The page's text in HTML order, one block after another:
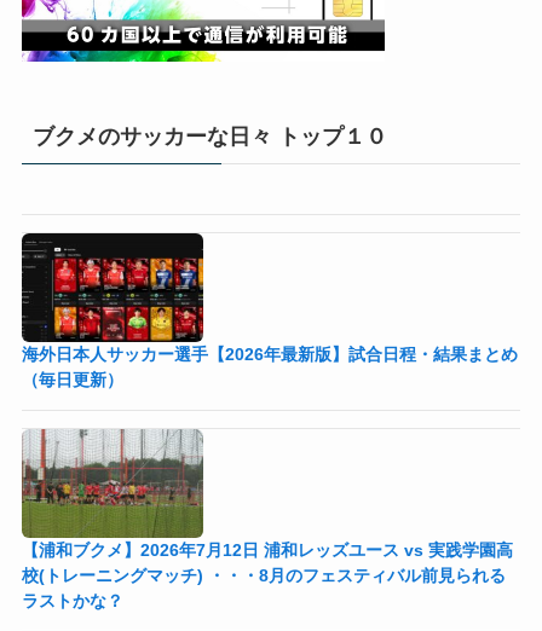
ブクメのサッカーな日々 トップ１０
海外日本人サッカー選手【2026年最新版】試合日程・結果まとめ
（毎日更新）
【浦和ブクメ】2026年7月12日 浦和レッズユース vs 実践学園高
校(トレーニングマッチ) ・・・8月のフェスティバル前見られる
ラストかな？